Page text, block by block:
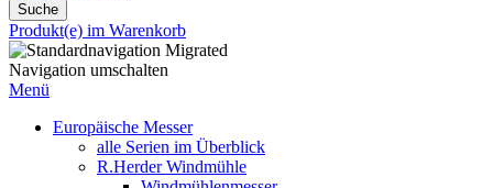
Suche
Produkt(e) im Warenkorb
Navigation umschalten
Menü
Europäische Messer
alle Serien im Überblick
R.Herder Windmühle